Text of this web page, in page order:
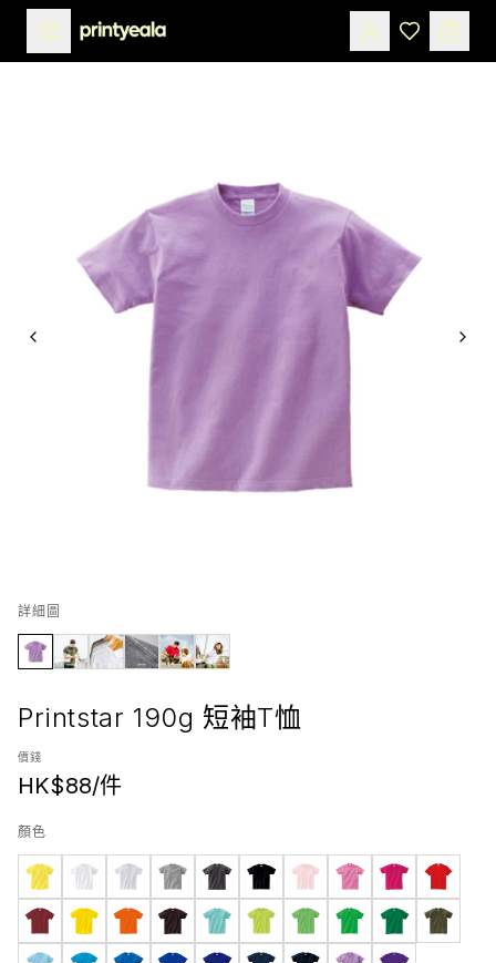
詳細圖
Printstar 190g 短袖T恤
價錢
HK$88/件
顏色